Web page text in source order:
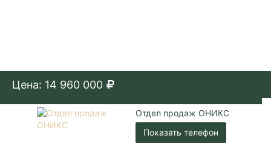
Цена: 14 960 000
Отдел продаж ОНИКС
Показать телефон